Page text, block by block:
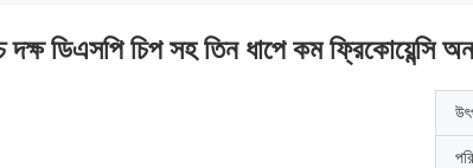
দক্ষ ডিএসপি চিপ সহ তিন ধাপে কম ফ্রিকোয়েন্সি